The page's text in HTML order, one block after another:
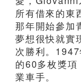
所有借來的東
那年開始參加
夢想很快就實
次勝利。
的60多枚獎項
業車手。